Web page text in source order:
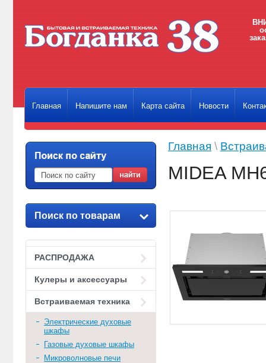
Главная Напишите нам Карта сайта Новости
Поиск по товарам
РАСПРОДАЖА
Кулеры и аксессуары
Встраиваемая техника
Электрические духовые
шкафы
Газовые духовые шкафы
Микроволновые печи
Главная \
MIDEA